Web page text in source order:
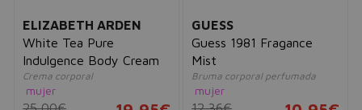
ELIZABETH ARDEN
White Tea Pure
Indulgence Body Cream
Crema corporal
mujer
GUESS
Guess 1981 Fragance
Mist
Bruma corporal perfumada
mujer